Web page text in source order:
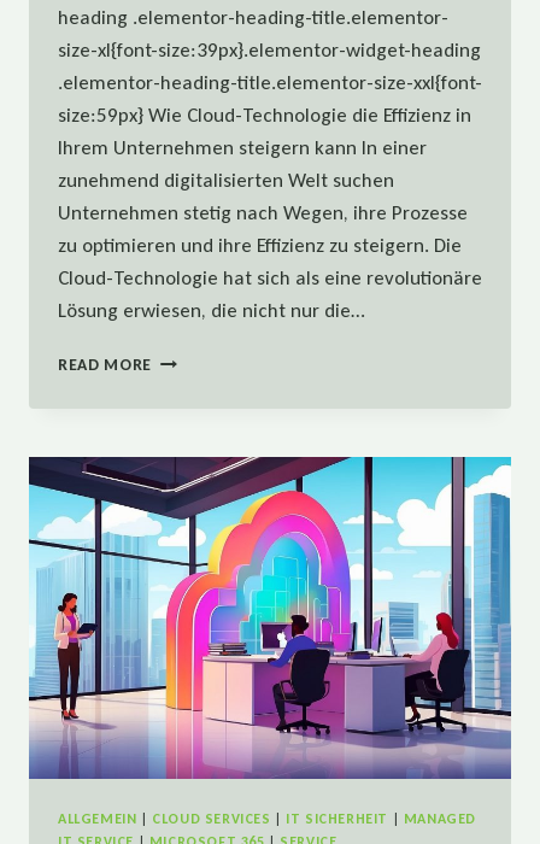
heading .elementor-heading-title.elementor-
size-xl{font-size:39px}.elementor-widget-heading
.elementor-heading-title.elementor-size-xxl{font-
size:59px} Wie Cloud-Technologie die Effizienz in
Ihrem Unternehmen steigern kann In einer
zunehmend digitalisierten Welt suchen
Unternehmen stetig nach Wegen, ihre Prozesse
zu optimieren und ihre Effizienz zu steigern. Die
Cloud-Technologie hat sich als eine revolutionäre
Lösung erwiesen, die nicht nur die…
READ MORE WIE
EFFIZIENZ
IN
IHREM
UNTERNEHMEN
STEIGERN
KANN
ALLGEMEIN | CLOUD SERVICES | IT SICHERHEIT | MANAGED